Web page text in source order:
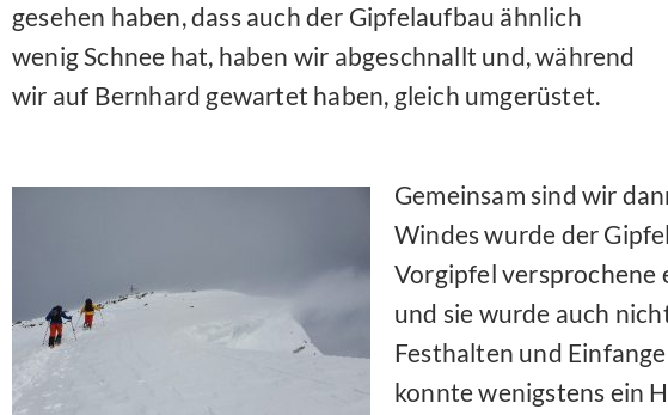
gesehen haben, dass auch der Gipfelaufbau ähnlich
wenig Schnee hat, haben wir abgeschnallt und, während
wir auf Bernhard gewartet haben, gleich umgerüstet.
Gemeinsam sind wir
Windes wurde der
Vorgipfel versprochene
und sie wurde auch
Festhalten und
konnte wenigstens ein